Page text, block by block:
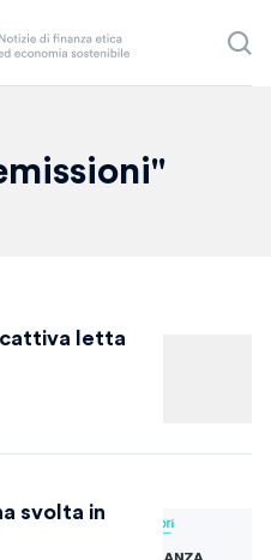
cattiva letta
svolta in